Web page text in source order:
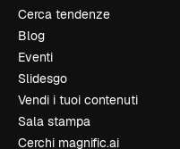
Cerca tendenze
Blog
Eventi
Slidesgo
Vendi i tuoi contenuti
Sala stampa
Cerchi magnific.ai